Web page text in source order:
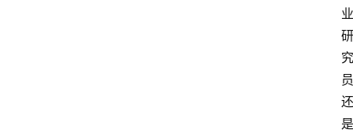
业
研
究
员
还
是